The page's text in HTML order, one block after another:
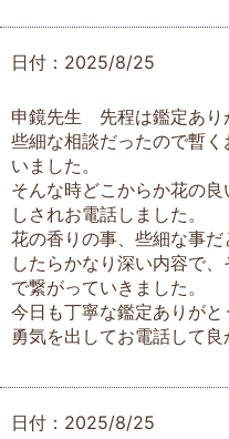
日付：2025/8/25
申鏡先生 先程は鑑定あり
些細な相談だったので暫
いました。
そんな時どこからか花の
しされお電話しました。
花の香りの事、些細な事
したらかなり深い内容で
で繋がっていきました。
今日も丁寧な鑑定ありがと
勇気を出してお電話して良
日付：2025/8/25